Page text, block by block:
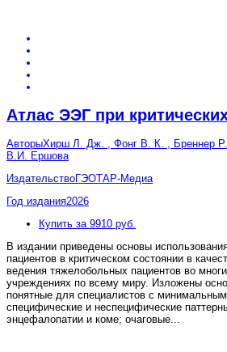
Атлас ЭЭГ при
АвторыХирш Л. Дж. , Фонг В. К. , Бреннер
В.И. Ершова
ИздательствоГЭОТАР-Медиа
Год издания2026
Купить за 9910 руб.
В издании приведены основы
пациентов в критическом состоянии в
ведения тяжелобольных пациентов во
учреждениях по всему миру. Изложены
понятные для специалистов с
специфические и неспецифические
энцефалопатии и коме; очаговые...